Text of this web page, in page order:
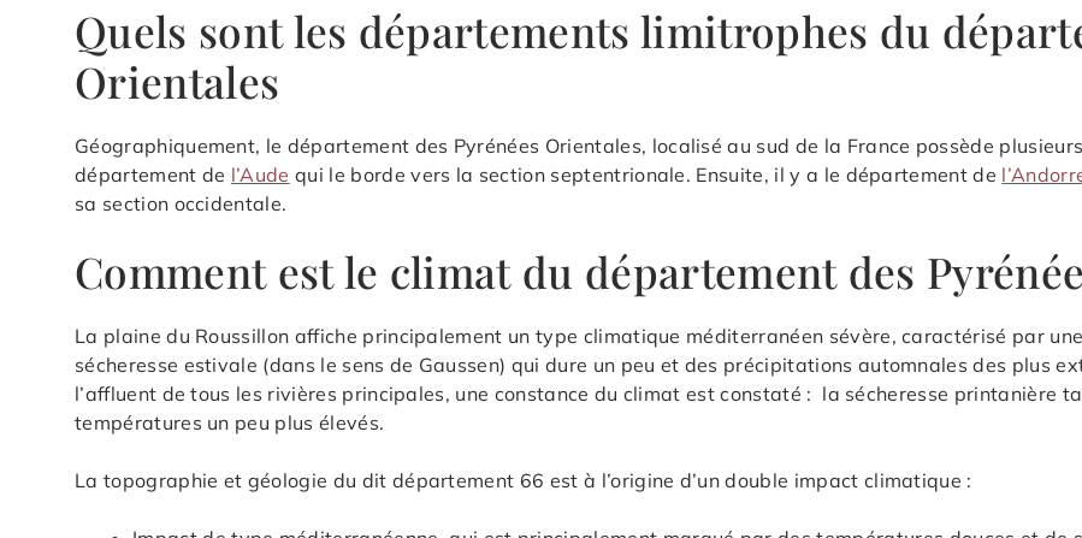
Quels sont les départements limitrophes du
Orientales
Géographiquement, le département des Pyrénées Orientales, localisé au sud de la France possède
département de l’Aude qui le borde vers la section septentrionale. Ensuite, il y a le département de
sa section occidentale.
Comment est le climat du département des
La plaine du Roussillon affiche principalement un type climatique méditerranéen sévère, caractérisé par
sécheresse estivale (dans le sens de Gaussen) qui dure un peu et des précipitations automnales des plus
l’affluent de tous les rivières principales, une constance du climat est constaté : la sécheresse printanière
températures un peu plus élevés.
La topographie et géologie du dit département 66 est à l’origine d’un double impact climatique :